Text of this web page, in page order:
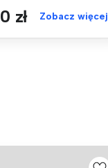
zł Zobacz więcej